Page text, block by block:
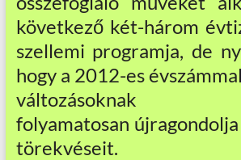
következő két-három
szellemi programja, de
hogy a 2012-es
változásoknak
folyamatosan
törekvéseit.